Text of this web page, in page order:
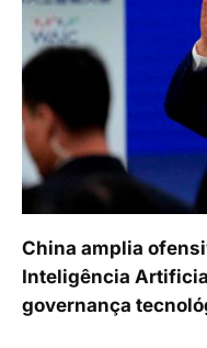
China amplia
Inteligência
governança